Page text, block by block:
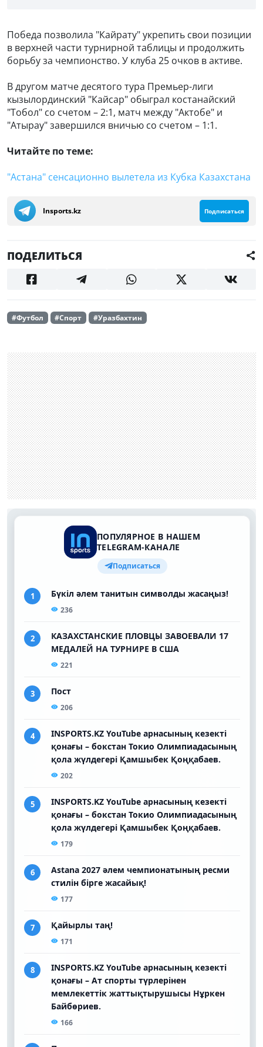
Победа позволила "Кайрату" укрепить свои позиции
в верхней части турнирной таблицы и продолжить
борьбу за чемпионство. У клуба 25 очков в активе.
В другом матче десятого тура Премьер-лиги
кызылординский "Кайсар" обыграл костанайский
"Тобол" со счетом – 2:1, матч между "Актобе" и
"Атырау" завершился вничью со счетом – 1:1.
Читайте по теме:
"Астана" сенсационно вылетела из Кубка Казахстана
Insports.kz Подписаться
ПОДЕЛИТЬСЯ
#Футбол #Спорт #Уразбахтин